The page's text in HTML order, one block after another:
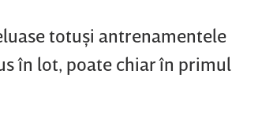
totuşi antrenamentele
în lot, poate chiar în primul